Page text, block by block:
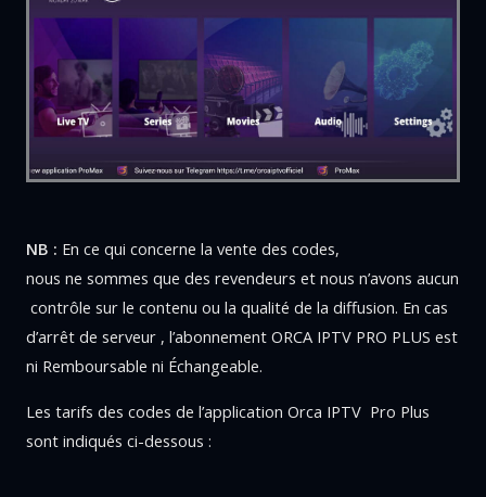
NB : En ce qui concerne la vente des codes,
nous ne sommes que des revendeurs et nous n’avons aucun
contrôle sur le contenu ou la qualité de la diffusion. En cas
d’arrêt de serveur , l’abonnement ORCA IPTV PRO PLUS est
ni Remboursable ni Échangeable.
Les tarifs des codes de l’application Orca IPTV Pro Plus
sont indiqués ci-dessous :